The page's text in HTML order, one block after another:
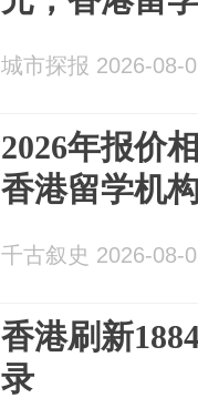
城市探报 2026-08-
2026年报价
香港留学机
千古叙史 2026-08-
香港刷新
录